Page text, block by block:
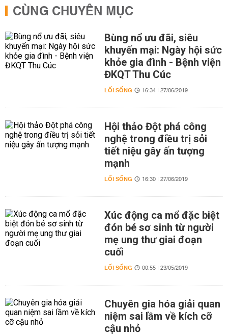
CÙNG CHUYÊN MỤC
Bùng nổ ưu đãi, siêu
khuyến mại: Ngày hội sức
khỏe gia đình - Bệnh viện
ĐKQT Thu Cúc
LỐI SỐNG 16:34 | 27/06/2019
Hội thảo Đột phá công
nghệ trong điều trị sỏi
tiết niệu gây ấn tượng
mạnh
LỐI SỐNG 16:30 | 27/06/2019
Xúc động ca mổ đặc biệt
đón bé sơ sinh từ người
mẹ ung thư giai đoạn
cuối
LỐI SỐNG 00:55 | 23/05/2019
Chuyên gia hóa giải quan
niệm sai lầm về kích cỡ
cậu nhỏ